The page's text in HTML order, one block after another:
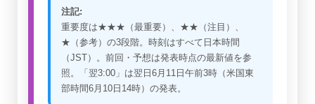
注記:
重要度は★★★（最重要）、★★（注目）、
★（参考）の3段階。時刻はすべて日本時間
（JST）。前回・予想は発表時点の最新値を参
照。「翌3:00」は翌日6月11日午前3時（米国東
部時間6月10日14時）の発表。